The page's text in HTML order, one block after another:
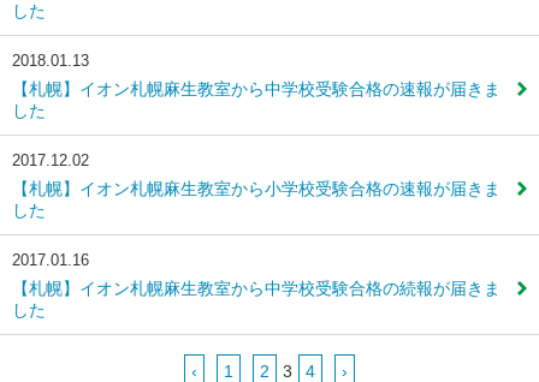
した
2018.01.13
【札幌】イオン札幌麻生教室から中学校受験合格の速報が届きま
した
2017.12.02
【札幌】イオン札幌麻生教室から小学校受験合格の速報が届きま
した
2017.01.16
【札幌】イオン札幌麻生教室から中学校受験合格の続報が届きま
した
‹ 1 2 3 4 ›